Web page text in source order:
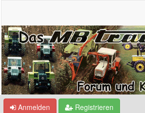
Anmelden Registrieren